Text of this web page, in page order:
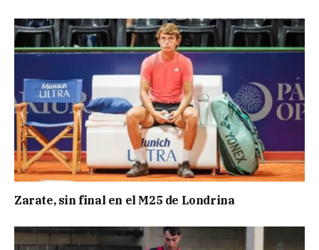
Zarate, sin final en el M25 de Londrina